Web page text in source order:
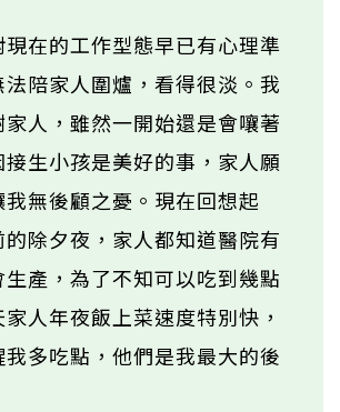
在的工作型態早已有心理準
陪家人圍爐，看得很淡。我
人，雖然一開始還是會嚷著
生小孩是美好的事，家人願
無後顧之憂。現在回想起
除夕夜，家人都知道醫院有
產，為了不知可以吃到幾點
人年夜飯上菜速度特別快，
多吃點，他們是我最大的後